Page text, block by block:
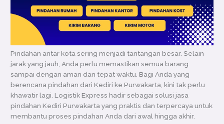
Pindahan antar kota sering menjadi tantangan besar. Selain
jarak yang jauh, Anda perlu memastikan semua barang
sampai dengan aman dan tepat waktu. Bagi Anda yang
berencana pindahan dari Kediri ke Purwakarta, kini tak perlu
khawatir lagi. Logistik Express hadir sebagai solusi jasa
pindahan Kediri Purwakarta yang praktis dan terpercaya untuk
membantu proses pindahan Anda dari awal hingga akhir.